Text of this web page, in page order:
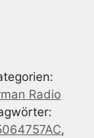
Radio
,